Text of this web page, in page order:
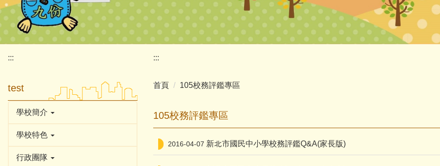
:::
test
學校簡介
學校特色
行政團隊
:::
首頁 105校務評鑑專區
105校務評鑑專區
2016-04-07 新北市國民中小學校務評鑑Q&A(家長版)